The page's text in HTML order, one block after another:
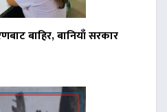
बाहिर, बानियाँ सरकार